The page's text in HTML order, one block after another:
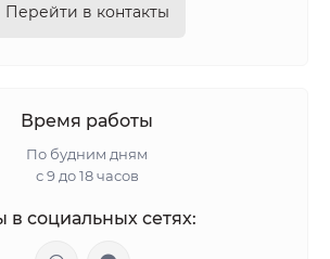
Перейти в контакты
Время работы
По будним дням
с 9 до 18 часов
в социальных сетях: